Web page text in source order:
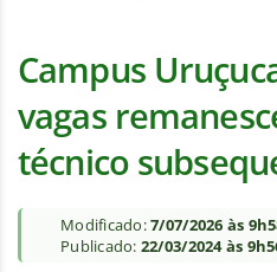
Campus
vagas
técnico
Modificado:7/07/2026 às
Publicado: 22/03/2024 às